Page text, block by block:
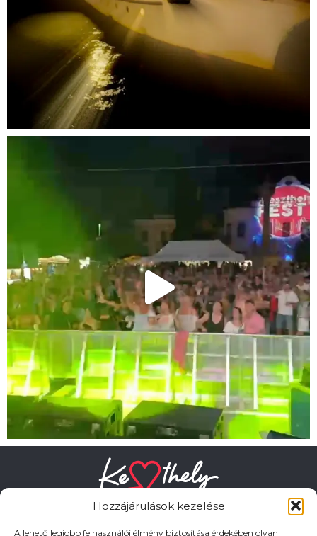
Hozzájárulások kezelése
A lehető legjobb felhasználói élmény biztosítása érdekében olyan